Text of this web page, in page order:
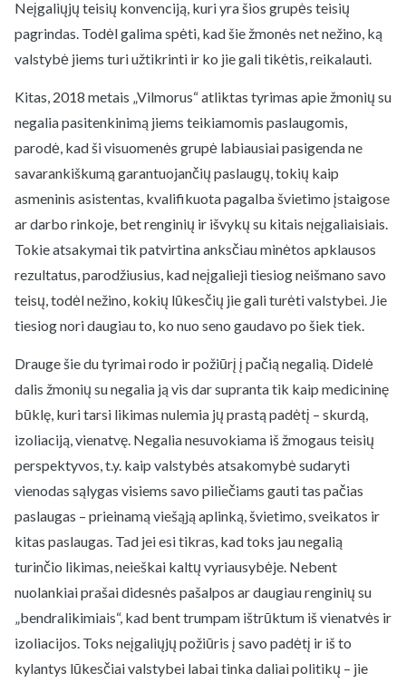
Neįgaliųjų teisių konvenciją, kuri yra šios grupės teisių
pagrindas. Todėl galima spėti, kad šie žmonės net nežino, ką
valstybė jiems turi užtikrinti ir ko jie gali tikėtis, reikalauti.
Kitas, 2018 metais „Vilmorus“ atliktas tyrimas apie žmonių su
negalia pasitenkinimą jiems teikiamomis paslaugomis,
parodė, kad ši visuomenės grupė labiausiai pasigenda ne
savarankiškumą garantuojančių paslaugų, tokių kaip
asmeninis asistentas, kvalifikuota pagalba švietimo įstaigose
ar darbo rinkoje, bet renginių ir išvykų su kitais neįgaliaisiais.
Tokie atsakymai tik patvirtina anksčiau minėtos apklausos
rezultatus, parodžiusius, kad neįgalieji tiesiog neišmano savo
teisų, todėl nežino, kokių lūkesčių jie gali turėti valstybei. Jie
tiesiog nori daugiau to, ko nuo seno gaudavo po šiek tiek.
Drauge šie du tyrimai rodo ir požiūrį į pačią negalią. Didelė
dalis žmonių su negalia ją vis dar supranta tik kaip medicininę
būklę, kuri tarsi likimas nulemia jų prastą padėtį – skurdą,
izoliaciją, vienatvę. Negalia nesuvokiama iš žmogaus teisių
perspektyvos, t.y. kaip valstybės atsakomybė sudaryti
vienodas sąlygas visiems savo piliečiams gauti tas pačias
paslaugas – prieinamą viešąją aplinką, švietimo, sveikatos ir
kitas paslaugas. Tad jei esi tikras, kad toks jau negalią
turinčio likimas, neieškai kaltų vyriausybėje. Nebent
nuolankiai prašai didesnės pašalpos ar daugiau renginių su
„bendralikimiais“, kad bent trumpam ištrūktum iš vienatvės ir
izoliacijos. Toks neįgaliųjų požiūris į savo padėtį ir iš to
kylantys lūkesčiai valstybei labai tinka daliai politikų – jie